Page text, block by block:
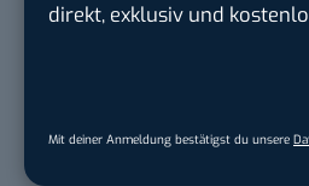
direkt, exklusiv und
Mit deiner Anmeldung bestätigst du unsere
Ennepetal
meap GmbHin